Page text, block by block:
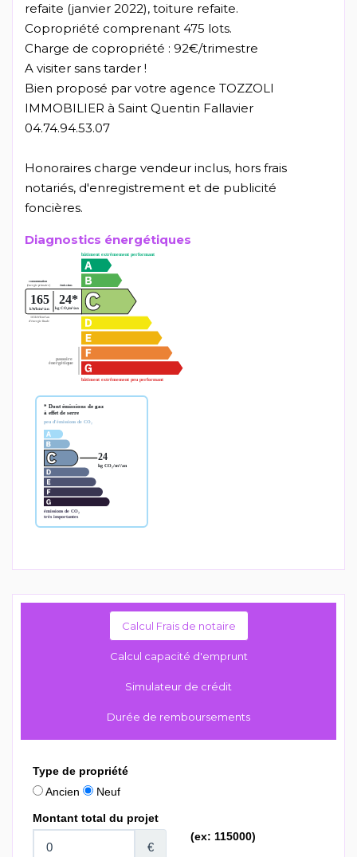
refaite (janvier 2022), toiture refaite.
Copropriété comprenant 475 lots.
Charge de copropriété : 92€/trimestre
A visiter sans tarder !
Bien proposé par votre agence TOZZOLI
IMMOBILIER à Saint Quentin Fallavier
04.74.94.53.07
Honoraires charge vendeur inclus, hors frais
notariés, d'enregistrement et de publicité
foncières.
Diagnostics énergétiques
Calcul Frais de notaire
Calcul capacité d'emprunt
Simulateur de crédit
Durée de remboursements